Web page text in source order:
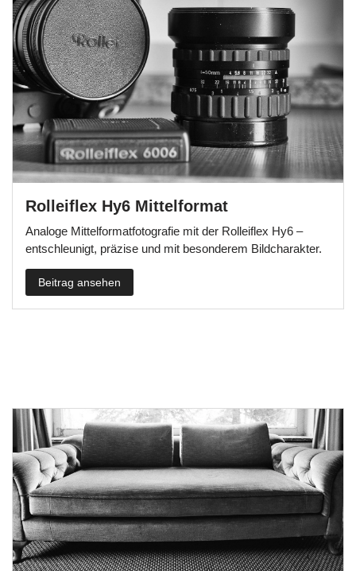
Rolleiflex Hy6 Mittelformat
Analoge Mittelformatfotografie mit der Rolleiflex Hy6 –
entschleunigt, präzise und mit besonderem Bildcharakter.
Beitrag ansehen